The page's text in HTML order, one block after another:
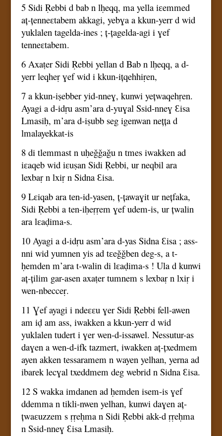
5 Sidi Ṛebbi d bab n lḥeqq, ma yella iɛemmed
aț-țenneɛtabem akkagi, yebɣa a kkun-yerr d wid
yuklalen tagelda-ines ; ț-țagelda-agi i ɣef
tenneɛtabem.
6 Axaṭer Sidi Ṛebbi yellan d Bab n lḥeqq, a d-
yerr leqheṛ ɣef wid i kkun-ițqehhiṛen,
7 a kkun-iṣebber yid-nneɣ, kunwi yețwaqehṛen.
Ayagi a d-idṛu asm’ara d-yuɣal Ssid-nneɣ Ɛisa
Lmasiḥ, m’ara d-iṣubb seg igenwan nețța d
lmalayekkat-is
8 di tlemmast n uḥeǧǧaǧu n tmes iwakken ad
iɛaqeb wid iɛuṣan Sidi Ṛebbi, ur neqbil ara
lexbaṛ n lxiṛ n Sidna Ɛisa.
9 Lɛiqab ara ten-id-yasen, ț-țawaɣit ur nețfaka,
Sidi Ṛebbi a ten-iḥeṛṛem ɣef udem-is, ur țwalin
ara lɛaḍima-s.
10 Ayagi a d-idṛu asm’ara d-yas Sidna Ɛisa ; ass-
nni wid yumnen yis ad tɛeǧǧben deg-s, a t-
ḥemden m’ara t-walin di lɛaḍima-s ! Ula d kunwi
aț-țilim gar-asen axaṭer tumnem s lexbaṛ n lxiṛ i
wen-nbecceṛ.
11 Ɣef ayagi i ndeɛɛu ɣer Sidi Ṛebbi fell-awen
am iḍ am ass, iwakken a kkun-yerr d wid
yuklalen tudert i ɣer wen-d-issawel. Nessutur-as
daɣen a wen-d-ifk tazmert, iwakken aț-țxedmem
ayen akken tessaramem n wayen yelhan, yerna ad
ibarek lecɣal txeddmem deg webrid n Sidna Ɛisa.
12 S wakka imdanen ad ḥemden isem-is ɣef
ddemma n tikli-nwen yelhan, kunwi daɣen aț-
țwaɛuzzem s ṛṛeḥma n Sidi Ṛebbi akk-d ṛṛeḥma
n Ssid-nneɣ Ɛisa Lmasiḥ.